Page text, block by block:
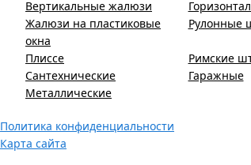
Вертикальные жалюзи
Жалюзи на пластиковые
окна
Рулонные
Плиссе
Римские
Сантехнические
Гаражные
Металлические
Политика конфиденциальности
Карта сайта